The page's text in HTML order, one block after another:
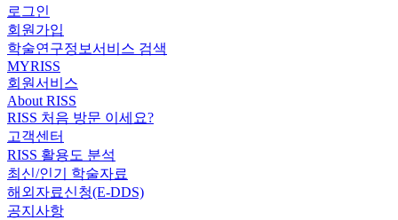
로그인
회원가입
학술연구정보서비스 검색
MYRISS
회원서비스
About RISS
RISS 처음 방문 이세요?
고객센터
RISS 활용도 분석
최신/인기 학술자료
해외자료신청(E-DDS)
공지사항